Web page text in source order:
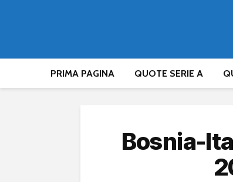
PRIMA PAGINA QUOTE SERIE A
Bosnia-